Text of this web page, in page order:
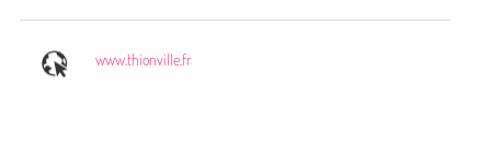
www.thionville.fr